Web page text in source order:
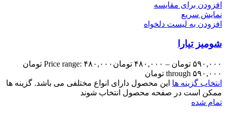
افزودن برای مقایسه
نمایش سریع
افزودن به لیست دلخواه
شومیز تیارا
۵۹۰,۰۰۰ تومان – ۴۸۰,۰۰۰ تومان
Price range: ۴۸۰,۰۰۰ تومان
through ۵۹۰,۰۰۰ تومان
انتخاب گزینه ها این محصول دارای انواع مختلفی می باشد. گزینه ها
ممکن است در صفحه محصول انتخاب شوند
تمام شده